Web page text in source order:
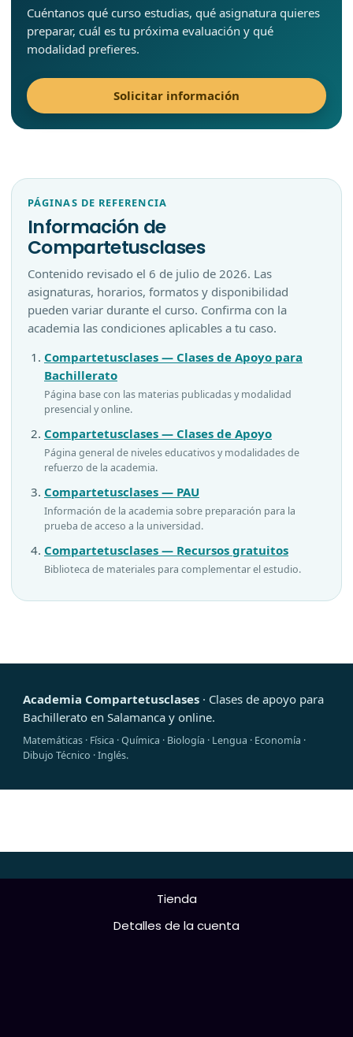
Cuéntanos qué curso estudias, qué asignatura quieres
preparar, cuál es tu próxima evaluación y qué
modalidad prefieres.
Solicitar información
PÁGINAS DE REFERENCIA
Información de
Compartetusclases
Contenido revisado el 6 de julio de 2026. Las
asignaturas, horarios, formatos y disponibilidad
pueden variar durante el curso. Confirma con la
academia las condiciones aplicables a tu caso.
Compartetusclases — Clases de Apoyo para
Bachillerato
Página base con las materias publicadas y modalidad
presencial y online.
Compartetusclases — Clases de Apoyo
Página general de niveles educativos y modalidades de
refuerzo de la academia.
Compartetusclases — PAU
Información de la academia sobre preparación para la
prueba de acceso a la universidad.
Compartetusclases — Recursos gratuitos
Biblioteca de materiales para complementar el estudio.
Academia Compartetusclases · Clases de apoyo para
Bachillerato en Salamanca y online.
Matemáticas · Física · Química · Biología · Lengua · Economía ·
Dibujo Técnico · Inglés.
Tienda
Detalles de la cuenta